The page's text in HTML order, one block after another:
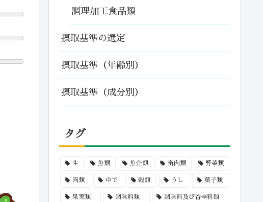
調理加工食品類
摂取基準の選定
摂取基準（年齢別）
摂取基準（成分別）
タグ
生 魚類 魚介類 畜肉類 野菜類
肉類 ゆで 穀類 うし 菓子類
果実類 調味料類 調味料及び香辛料類